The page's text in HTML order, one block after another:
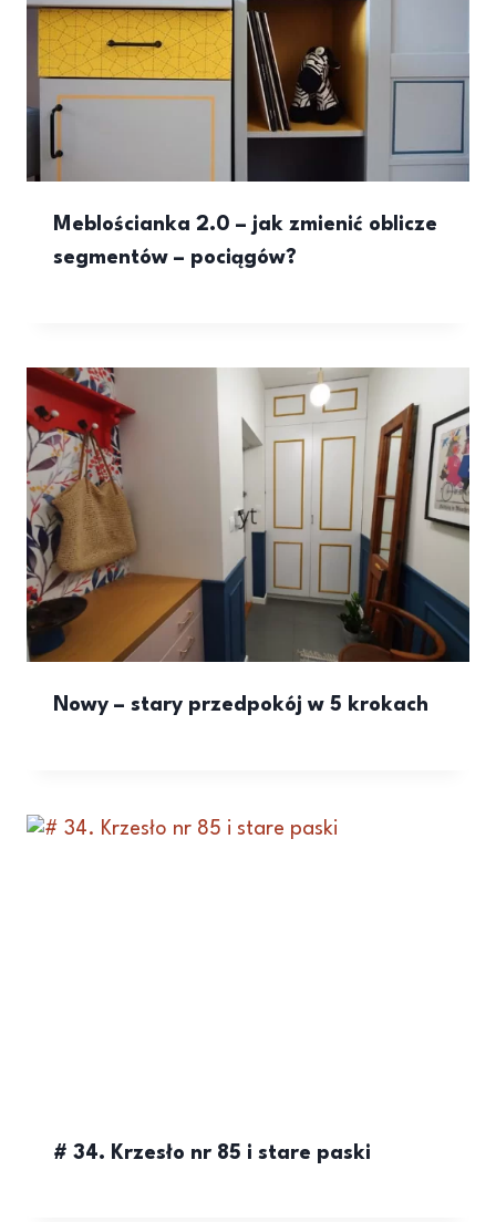
Meblościanka 2.0 – jak zmienić oblicze
segmentów – pociągów?
Nowy – stary przedpokój w 5 krokach
# 34. Krzesło nr 85 i stare paski